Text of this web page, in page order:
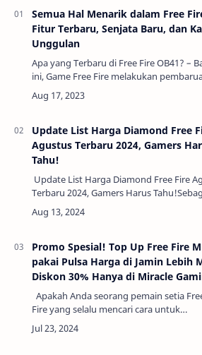
Semua Hal Menarik dalam Free
Fitur Terbaru, Senjata Baru, dan
Unggulan
Apa yang Terbaru di Free Fire OB41? –
ini, Game Free Fire melakukan
dikenal sebagai versi OB41. Dalam
Garena menghadirkan beberapa fitur, se…
Update List Harga Diamond Free
Agustus Terbaru 2024, Gamers
Tahu!
Update List Harga Diamond Free Fire
Terbaru 2024, Gamers Harus
satu game battle royale terpopuler di
Free Fire terus menarik perhatian p…
Promo Spesial! Top Up Free Fire
pakai Pulsa Harga di Jamin Lebih
Diskon 30% Hanya di Miracle
Store!
Apakah Anda seorang pemain setia
Fire yang selalu mencari cara untuk
mendapatkan diamond dengan harga
Jika iya, Anda berada di tempat yang